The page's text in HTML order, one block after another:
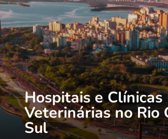
Hospitais e Clínicas
Veterinárias no Rio
Sul